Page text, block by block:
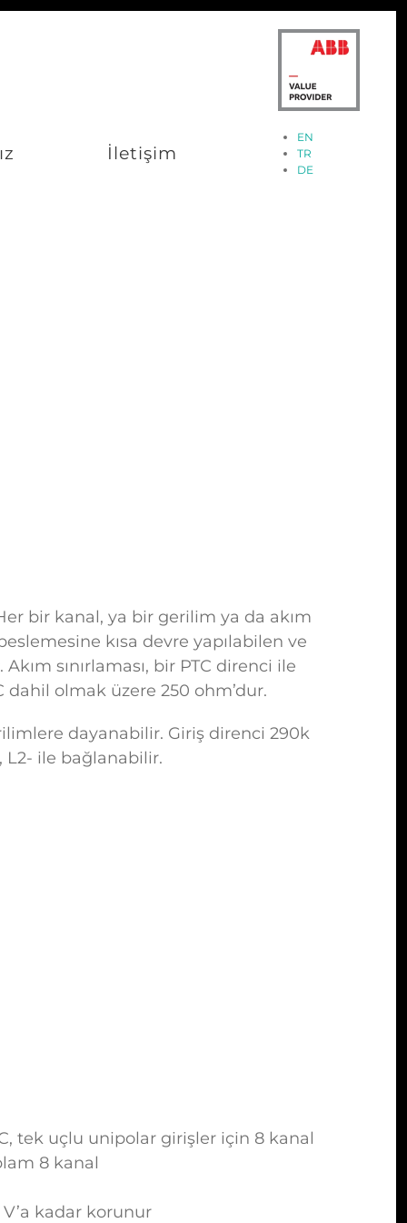
İletişim
EN
TR
DE
bir kanal, ya bir gerilim ya da akım
kısa devre yapılabilen ve
sınırlaması, bir PTC direnci ile
olmak üzere 250 ohm’dur.
dayanabilir. Giriş direnci 290k
L2- ile bağlanabilir.
tek uçlu unipolar girişler için 8 kanal
8 kanal
kadar korunur